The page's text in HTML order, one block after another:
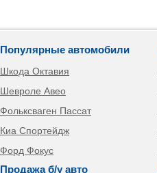
Популярные автомобили
Шкода Октавия
Шевроле Авео
Фольксваген Пассат
Киа Спортейдж
Форд Фокус
Продажа б/у авто